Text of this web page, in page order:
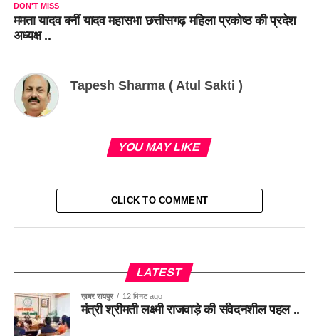
DON'T MISS
ममता यादव बनीं यादव महासभा छत्तीसगढ़ महिला प्रकोष्ठ की प्रदेश
अध्यक्ष ..
Tapesh Sharma ( Atul Sakti )
YOU MAY LIKE
CLICK TO COMMENT
LATEST
ख़बर रायपुर 12 मिनट ago
मंत्री श्रीमती लक्ष्मी राजवाड़े की संवेदनशील पहल ..